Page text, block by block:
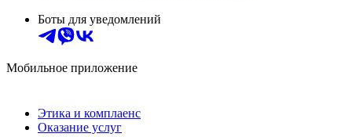
Боты для уведомлений
Мобильное приложение
Этика и комплаенс
Оказание услуг